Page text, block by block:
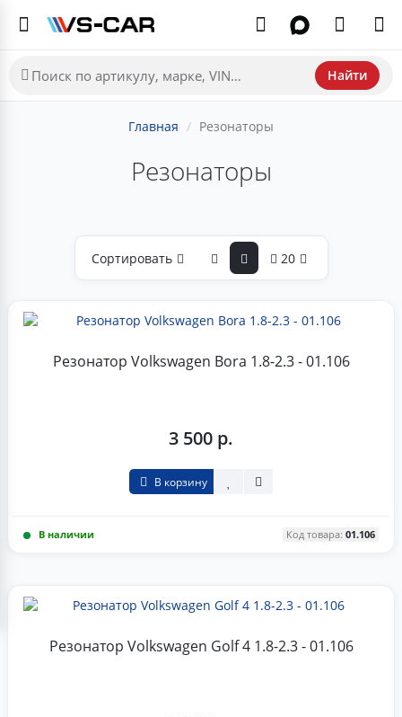
Найти
Главная Резонаторы
Резонаторы
Сортировать 20
Резонатор Volkswagen Bora 1.8-2.3 - 01.106
3 500 р.
В корзину
В наличии Код товара: 01.106
Резонатор Volkswagen Golf 4 1.8-2.3 - 01.106